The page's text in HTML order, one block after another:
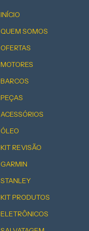
INÍCIO
QUEM SOMOS
OFERTAS
MOTORES
BARCOS
PEÇAS
ACESSÓRIOS
ÓLEO
KIT REVISÃO
GARMIN
STANLEY
KIT PRODUTOS
ELETRÔNICOS